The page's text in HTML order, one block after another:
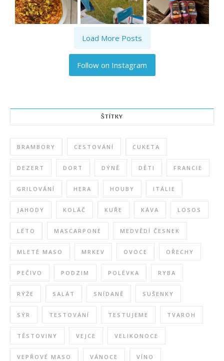
Load More Posts
Follow on Instagram
ŠTÍTKY
BRAMBORY CESTOVÁNÍ CUKETA
DEZERT DORT DÝNĚ DĚTI FRANCIE
GRILOVÁNÍ HERA HOUBY ITÁLIE
JAHODY KOLÁČ KUŘE KÁVA LOSOS
LÉTO MASCARPONE MEDVĚDÍ ČESNEK
MLETÉ MASO MRKEV OVOCE OŘECHY
PEČIVO PODZIM POLÉVKA RYBA
RÝŽE SALÁT SNÍDANĚ SUŠENKY
SÝR TESTOVÁNÍ TESTUJEME TVAROH
TĚSTOVINY VEJCE VELIKONOCE
VEPŘOVÉ MASO VÁNOCE VÍNO